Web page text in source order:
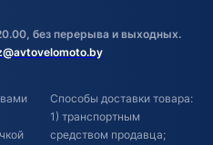
без перерыва и выходных.
Способы доставки товара:
1) транспортным
средством продавца;